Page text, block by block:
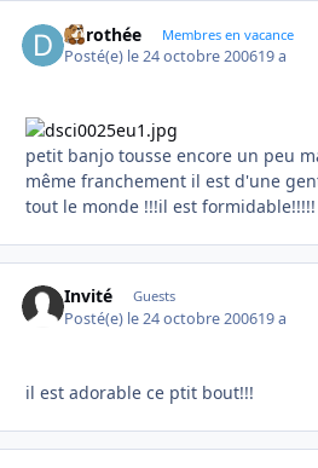
dorothée Membres en vacance
Posté(e) le 24 octobre 200619 a
petit banjo tousse encore un peu
même franchement il est d'une
tout le monde !!!il est formidable!!!!!
Invité Guests
Posté(e) le 24 octobre 200619 a
il est adorable ce ptit bout!!!